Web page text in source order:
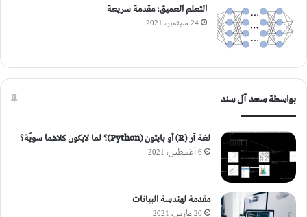
التعلم العميق: مقدمة سريعة
24 سبتمبر، 2021
بواسطة سعد آل سند
لغة آر (R) أو بايثون (Python)؟ لما لايكون كلاهما سويّة؟
6 أغسطس، 2021
مقدمة لهندسة البيانات
20 مارس، 2021